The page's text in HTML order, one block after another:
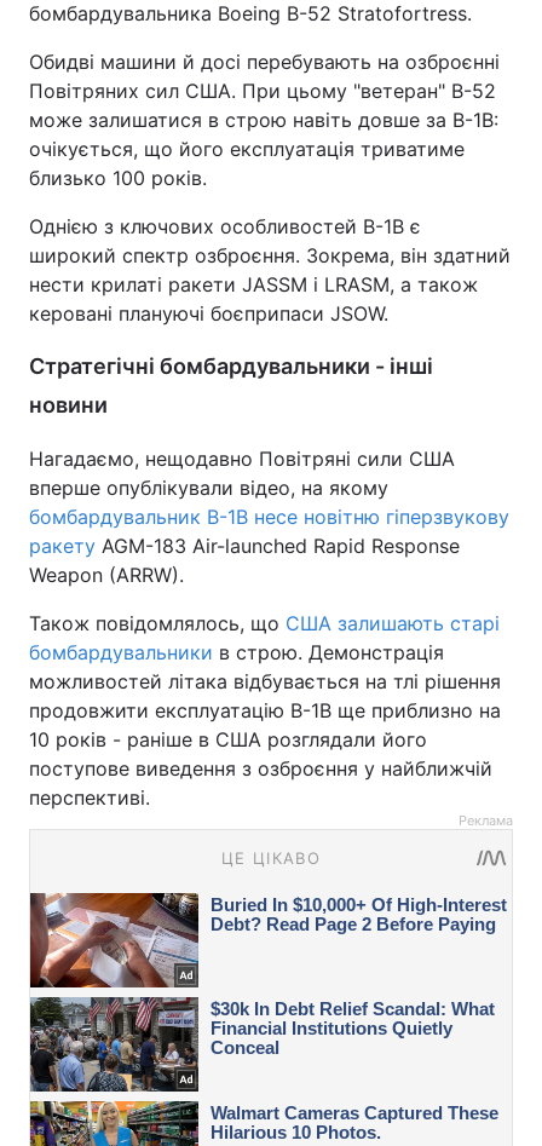
бомбардувальника Boeing B-52 Stratofortress.
Обидві машини й досі перебувають на озброєнні
Повітряних сил США. При цьому "ветеран" B-52
може залишатися в строю навіть довше за B-1B:
очікується, що його експлуатація триватиме
близько 100 років.
Однією з ключових особливостей B-1B є
широкий спектр озброєння. Зокрема, він здатний
нести крилаті ракети JASSM і LRASM, а також
керовані плануючі боєприпаси JSOW.
Стратегічні бомбардувальники - інші
новини
Нагадаємо, нещодавно Повітряні сили США
вперше опублікували відео, на якому
бомбардувальник B-1B несе новітню гіперзвукову
ракету AGM-183 Air-launched Rapid Response
Weapon (ARRW).
Також повідомлялось, що США залишають старі
бомбардувальники в строю. Демонстрація
можливостей літака відбувається на тлі рішення
продовжити експлуатацію B-1B ще приблизно на
10 років - раніше в США розглядали його
поступове виведення з озброєння у найближчій
перспективі.
Реклама